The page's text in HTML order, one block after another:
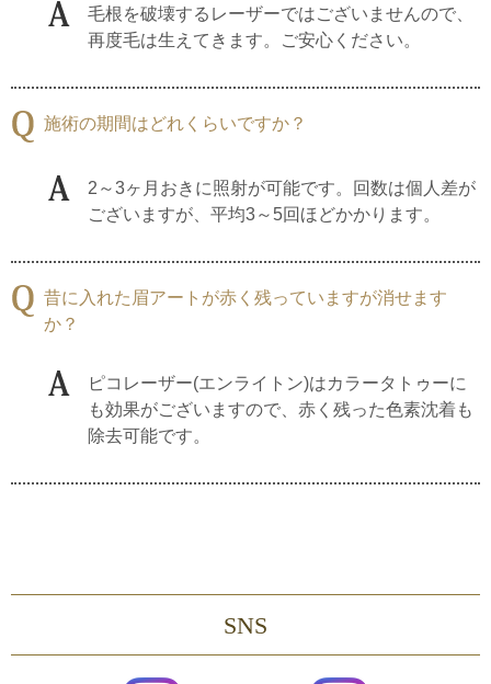
毛根を破壊するレーザーではございませんので、
再度毛は生えてきます。ご安心ください。
施術の期間はどれくらいですか？
2～3ヶ月おきに照射が可能です。回数は個人差が
ございますが、平均3～5回ほどかかります。
昔に入れた眉アートが赤く残っていますが消せます
か？
ピコレーザー(エンライトン)はカラータトゥーに
も効果がございますので、赤く残った色素沈着も
除去可能です。
SNS